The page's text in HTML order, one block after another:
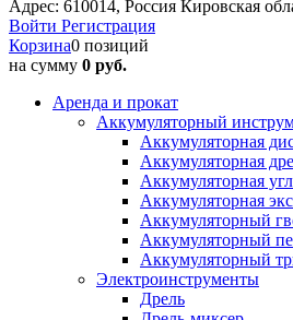
Адрес: 610014, Россия Кировская
Войти Регистрация
Корзина0 позиций
на сумму 0 руб.
Аренда и прокат
Аккумуляторный
Аккумуляторная
Аккумуляторная
Аккумуляторная
Аккумуляторная
Аккумуляторный
Аккумуляторный
Аккумуляторный
Электроинструменты
Дрель